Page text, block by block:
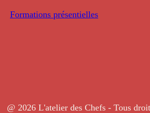
Formations présentielles
@ 2026 L'atelier des Chefs - Tous